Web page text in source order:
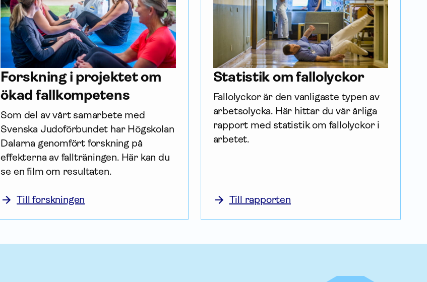
Forskning i projektet om
ökad fallkompetens
Som del av vårt sam­arbete med
Svenska Judoförbundet har Högskolan
Dalarna genomfört forskning på
effekterna av fallträningen. Här kan du
se en film om resultaten.
Till forskningen
Statistik om fallolyckor
Fallolyckor är den vanligaste typen av
arbetsolycka. Här hittar du vår årliga
rapport med statistik om fallolyckor i
arbetet.
Till rapporten